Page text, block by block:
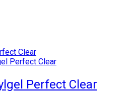
Perfect Clear